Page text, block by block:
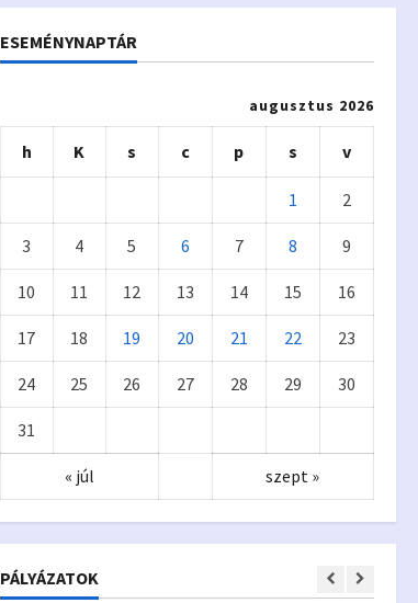
ESEMÉNYNAPTÁR
augusztus 2026
h K s c p s v
1 2
3 4 5 6 7 8 9
10 11 12 13 14 15 16
17 18 19 20 21 22 23
24 25 26 27 28 29 30
31
« júl szept »
PÁLYÁZATOK